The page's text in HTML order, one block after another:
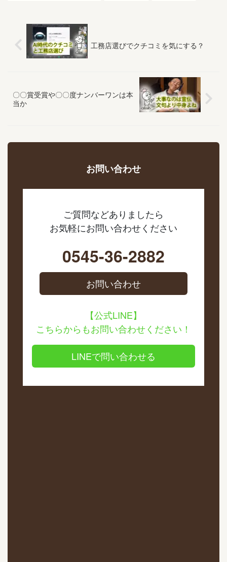
工務店選びでクチコミを気にする？
〇〇賞受賞や〇〇度ナンバーワンは本
当か
お問い合わせ
ご質問などありましたら
お気軽にお問い合わせください
0545-36-2882
お問い合わせ
【公式LINE】
こちらからもお問い合わせください！
LINEで問い合わせる